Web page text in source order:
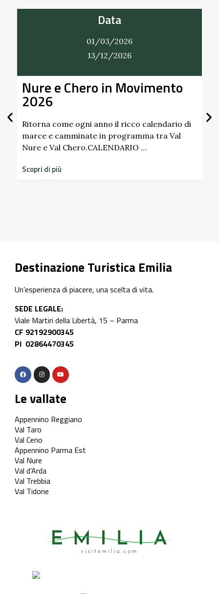
Data
01/03/2026
13/12/2026
Nure e Chero in Movimento
2026
Ritorna come ogni anno il ricco calendario di
marce e camminate in programma tra Val
Nure e Val Chero.CALENDARIO …
Scopri di più
Destinazione Turistica Emilia
Un’esperienza di piacere, una scelta di vita.
SEDE LEGALE:
Viale Martiri della Libertà, 15 – Parma
CF 92192900345
PI 02864470345
Le vallate
Appennino Reggiano
Val Taro
Val Ceno
Appennino Parma Est
Val Nure
Val d’Arda
Val Trebbia
Val Tidone